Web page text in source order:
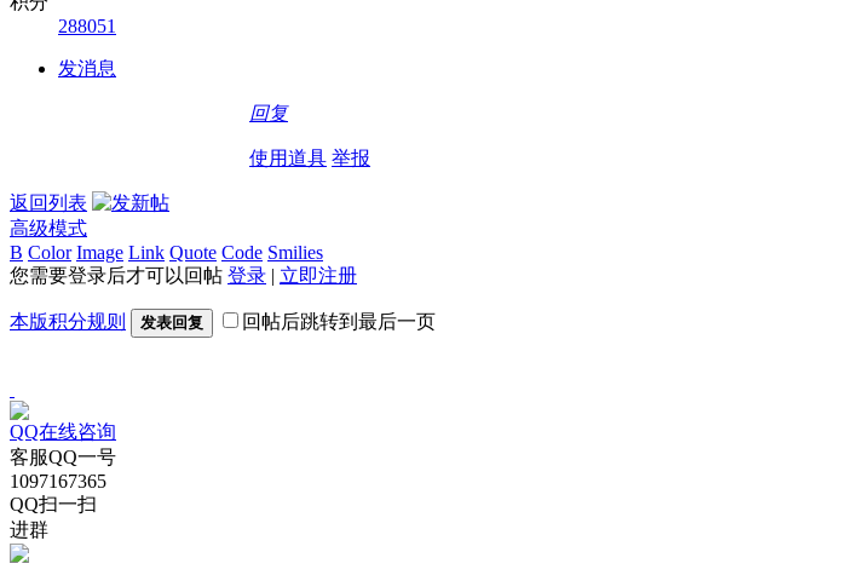
288051
发消息
回复
使用道具 举报
返回列表
高级模式
B Color Image Link Quote Code Smilies
您需要登录后才可以回帖 登录 | 立即注册
本版积分规则 发表回复 回帖后跳转到最后一页
QQ在线咨询
客服QQ一号
1097167365
QQ扫一扫
进群